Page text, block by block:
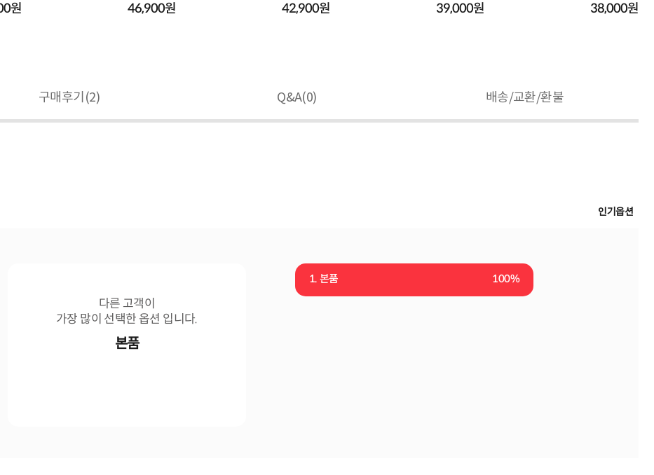
원 46,900원 42,900원 39,000원 38,000원
구매후기(2) Q&A(0) 배송/교환/환불
인기옵션
다른 고객이
가장 많이 선택한 옵션 입니다.
본품
1. 본품 100%